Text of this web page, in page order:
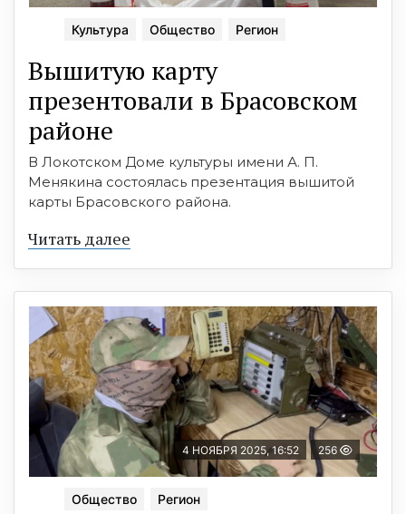
Культура Общество Регион
Вышитую карту
презентовали в Брасовском
районе
В Локотском Доме культуры имени А. П.
Менякина состоялась презентация вышитой
карты Брасовского района.
Читать далее
4 НОЯБРЯ 2025, 16:52 256
Общество Регион